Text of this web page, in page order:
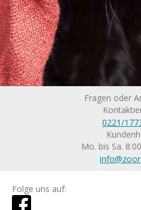
Fragen oder
0221/
Mo. bis Sa.
Folge uns auf: